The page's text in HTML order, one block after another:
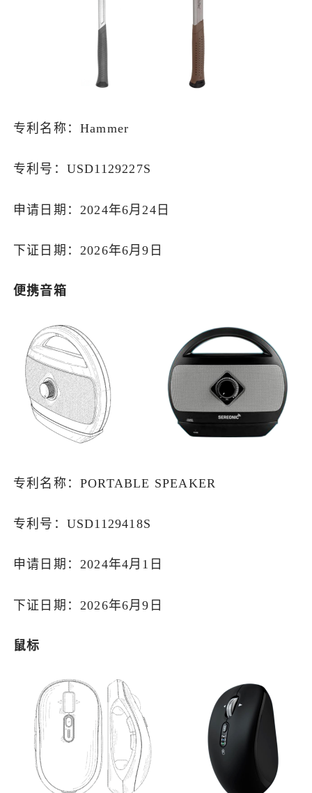
专利名称：Hammer
专利号：USD1129227S
申请日期：2024年6月24日
下证日期：2026年6月9日
便携音箱
专利名称：PORTABLE SPEAKER
专利号：USD1129418S
申请日期：2024年4月1日
下证日期：2026年6月9日
鼠标